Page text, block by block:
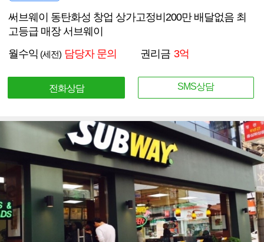
써브웨이 동탄화성 창업 상가고정비200만 배달없음 최
고등급 매장 서브웨이
월수익 (세전) 담당자 문의 권리금 3억
전화상담 SMS상담